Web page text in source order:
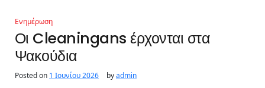
Ενημέρωση
Οι Cleaningans έρχονται στα
Ψακούδια
Posted on 1 Ιουνίου 2026 byadmin